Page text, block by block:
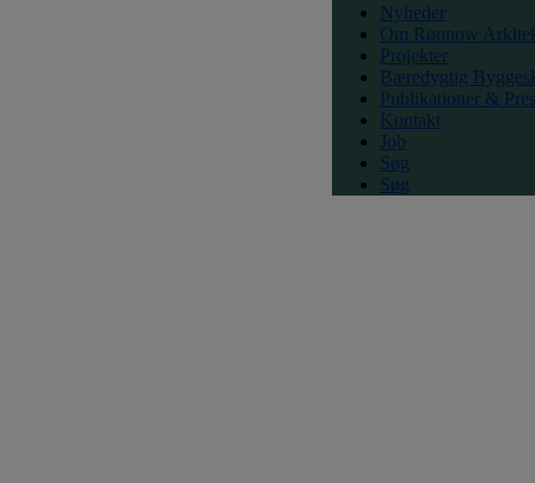
Nyheder
Om Rønnow
Projekter
Bæredygtig
Publikationer &
Kontakt
Job
Søg
Søg